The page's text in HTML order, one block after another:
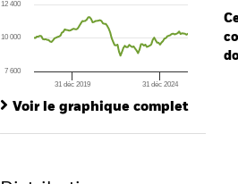
The chart has 1 Y axis displaying values.
31 déc 2019 31 déc 2024
7 600
10 000
12 400
Voir le graphique complet